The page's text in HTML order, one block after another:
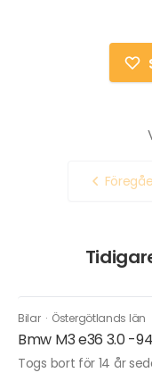
Bilar · Östergötlands län
Bmw M3 e36 3.0 -94
Togs bort för 14 år